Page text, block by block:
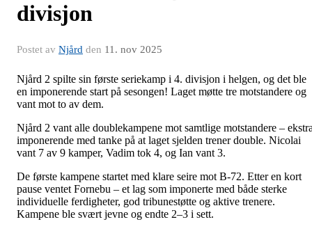
divisjon
Postet av Njård den 11. nov 2025
Njård 2 spilte sin første seriekamp i 4. divisjon i helgen, og det ble
en imponerende start på sesongen! Laget møtte tre motstandere og
vant mot to av dem.
Njård 2 vant alle doublekampene mot samtlige motstandere –
imponerende med tanke på at laget sjelden trener double. Nicolai
vant 7 av 9 kamper, Vadim tok 4, og Ian vant 3.
De første kampene startet med klare seire mot B-72. Etter en kort
pause ventet Fornebu – et lag som imponerte med både sterke
individuelle ferdigheter, god tribunestøtte og aktive trenere.
Kampene ble svært jevne og endte 2–3 i sett.